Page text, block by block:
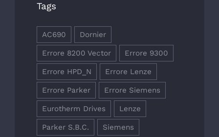
Tags
AC690 Dornier
Errore 8200 Vector Errore 9300
Errore HPD_N Errore Lenze
Errore Parker Errore Siemens
Eurotherm Drives Lenze
Parker S.B.C. Siemens